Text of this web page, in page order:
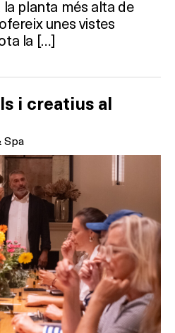
planta més alta de
unes vistes
la […]
i creatius al
Spa